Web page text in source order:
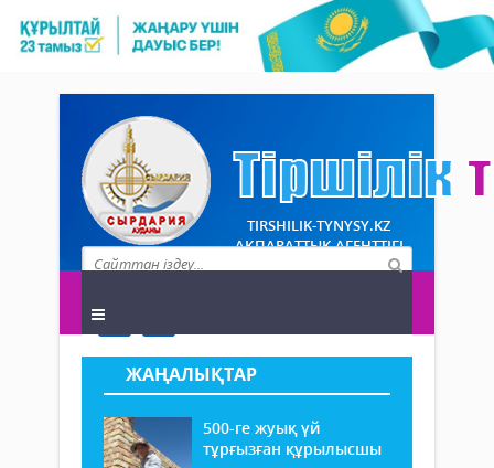
TIRSHILIK-TYNYSY.KZ
АҚПАРАТТЫҚ АГЕНТТІГІ
ЖАҢАЛЫҚТАР
500-ге жуық үй
тұрғызған құрылысшы